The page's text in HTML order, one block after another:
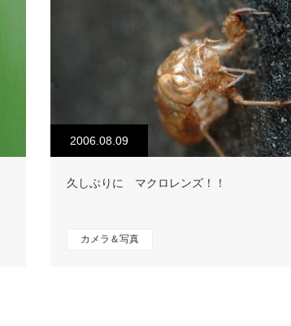
2006.08.09
久しぶりに マクロレンズ！！
カメラ＆写真